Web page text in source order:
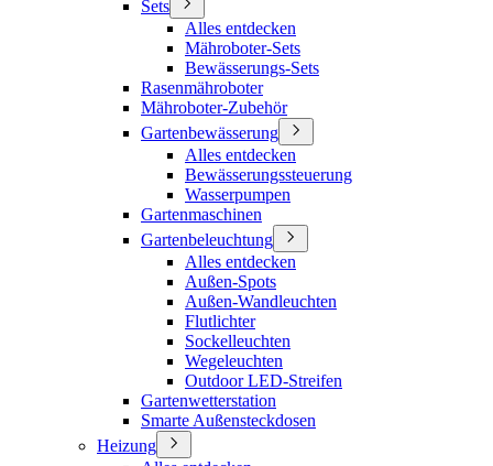
Sets
Alles entdecken
Mähroboter-Sets
Bewässerungs-Sets
Rasenmähroboter
Mähroboter-Zubehör
Gartenbewässerung
Alles entdecken
Bewässerungssteuerung
Wasserpumpen
Gartenmaschinen
Gartenbeleuchtung
Alles entdecken
Außen-Spots
Außen-Wandleuchten
Flutlichter
Sockelleuchten
Wegeleuchten
Outdoor LED-Streifen
Gartenwetterstation
Smarte Außensteckdosen
Heizung